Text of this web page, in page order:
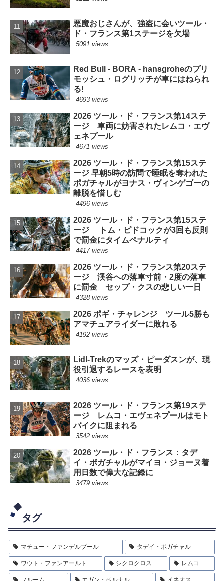
悪魔おじさんが、強盗に会いツール・
ド・フランス第1ステージを欠場
5091 views
Red Bull - BORA - hansgroheのプリ
モッシュ・ログリッチが車にはねられ
る!
4693 views
2026 ツール・ド・フランス第14ステ
ージ 車両に妨害されたレムコ・エヴ
ェネプール
4671 views
2026 ツール・ド・フランス第15ステ
ージ 早朝5時の訪問で睡眠を奪われた
ポガチャルがヨナス・ヴィンゲゴーの
離脱を惜しむ
4496 views
2026 ツール・ド・フランス第15ステ
ージ トム・ピドコックが3回も反則
で罰金にタイムペナルティ
4417 views
2026 ツール・ド・フランス第20ステ
ージ 渓谷への落車寸前・2度の落車
に罰金 セップ・クスの悲しい一日
4328 views
2026 ポギ・チャレンジ ツール5勝も
アマチュアライダーに敗れる
4192 views
Lidl-Trekのマッズ・ピーダスンが、現
役引退するレースを表明
4036 views
2026 ツール・ド・フランス第19ステ
ージ レムコ・エヴェネプールはモト
バイクに阻まれる
3542 views
2026 ツール・ド・フランス：タデ
イ・ポガチャルがマイヨ・ジョーヌ着
用日数で偉大な記録に
3479 views
タグ
マチュー・ファンデルプール タデイ・ポガチャル
ワウト・ファンアールト シクロクロス レムコ